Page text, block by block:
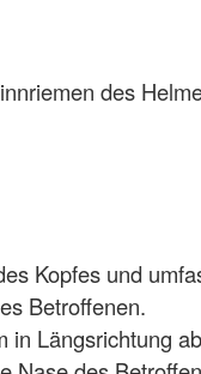
des
Kopfes und
Betroffenen.
in Längsrichtung